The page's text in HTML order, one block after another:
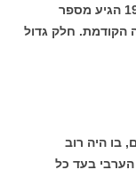
התבטא בירידה מאסיבית מהארץ. בשנת 1966 הגיע מספר
מאשר בשנה הקודמת. חלק גדול
בו היה רוב
הערבי בעד כל